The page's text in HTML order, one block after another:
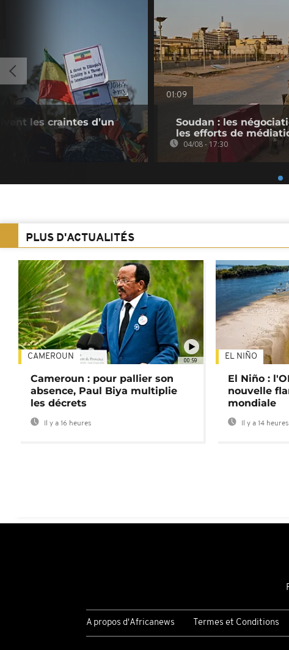
les craintes d’un
01:09
Soudan : les
les efforts de
04/08 - 17:30
PLUS D'ACTUALITÉS
00:59
CAMEROUN
Cameroun : pour pallier son
absence, Paul Biya multiplie
les décrets
Il y a 16 heures
EL NIÑO
El Niño :
nouvelle
mondiale
Il y a 14 heures
A propos d'Africanews Termes et Conditions